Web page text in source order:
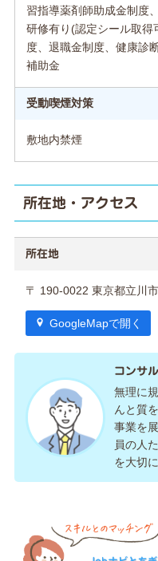
習指導薬剤師助成金制度
研修有り(認定シール取得
度、退職金制度、健康診
補助金
受動喫煙対策
敷地内禁煙
所在地・アクセス
所在地
〒 190-0022 東京都立川
GoogleMapで開く
コンサ
無理に
んと質
事業を
員の人
を大切